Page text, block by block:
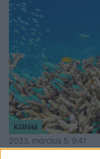
Külföld
2023. március 5. 9:41